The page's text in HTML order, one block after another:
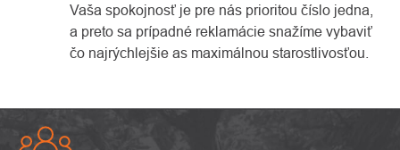
Vaša spokojnosť je pre nás prioritou číslo jedna,
a preto sa prípadné reklamácie snažíme vybaviť
čo najrýchlejšie as maximálnou starostlivosťou.